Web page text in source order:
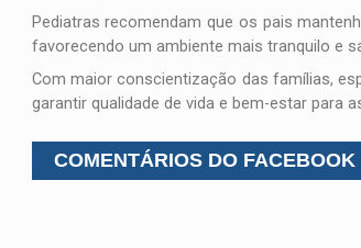
Pediatras recomendam que os pais
favorecendo um ambiente mais tranquilo e
Com maior conscientização das famílias,
garantir qualidade de vida e bem-estar para
COMENTÁRIOS DO FACEBOOK